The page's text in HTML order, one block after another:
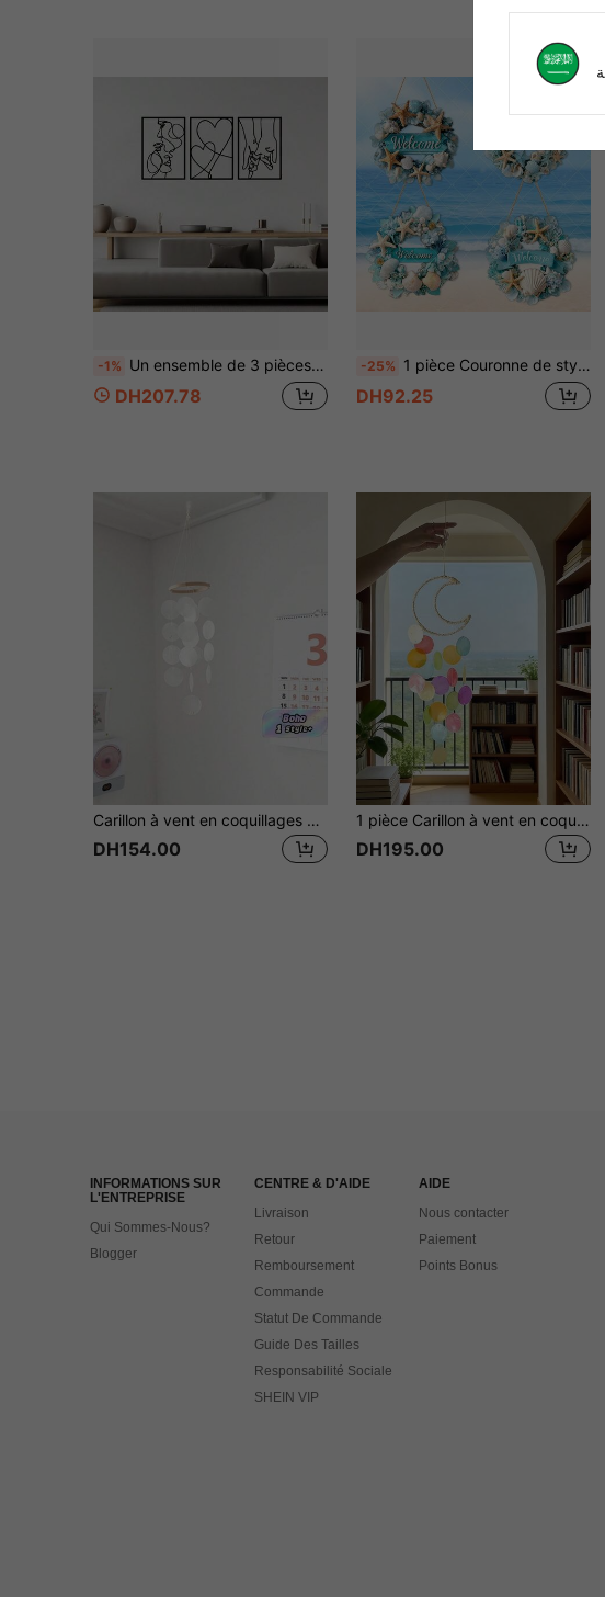
-1% Un ensemble de 3 pièces d'art linéaire en acrylique représentant une poignée de main/amour/baiser, convenant pour la chambre, le bureau et d'autres espaces. Des œuvres d'art exquises peuvent être utilisées pour décorer l'espace de votre couple. Décoration de la Saint-Valentin, décoration de vacances, peinture acrylique
DH207.78
-25% 1 pièce Couronne de style océan frais "Bienvenue", ornement décoratif suspendu avec étoile de mer et impression de coquillages en bois épais, convient pour l'entrée, le salon, le meuble TV, le balcon, la location de vacances, créant un espace esthétique de vacances apaisantes
DH92.25
Carillon à vent en coquillages naturels, attrape-rêves bohème suspendu pour la décoration de la maison, cadeau au ton doux et apaisant pour le salon, la chambre, le balcon et la méditation
DH154.00
1 pièce Carillon à vent en coquillage naturel Décoration de la maison/chambre à coucher Accessoires de photographie Cadeau d'anniversaire, Décoration de maison, Décoration de chambre, Décoration murale
DH195.00
INFORMATIONS SUR
L'ENTREPRISE
Qui Sommes-Nous?
Blogger
CENTRE & D'AIDE
Livraison
Retour
Remboursement
Commande
Statut De Commande
Guide Des Tailles
Responsabilité Sociale
SHEIN VIP
AIDE
Nous contacter
Paiement
Points Bonus